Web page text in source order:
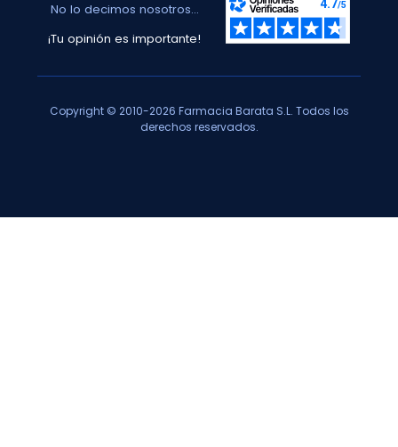
No lo decimos nosotros...
¡Tu opinión es importante!
Copyright © 2010-2026 Farmacia Barata S.L. Todos los
derechos reservados.